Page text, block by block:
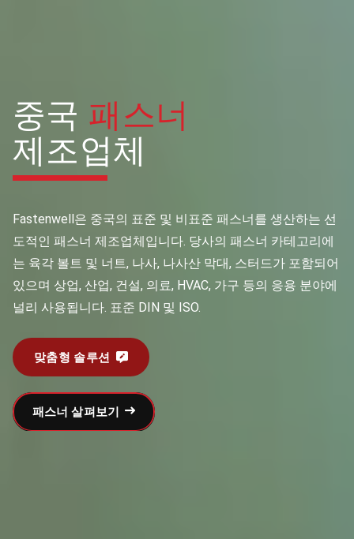
중국 패스너
제조업체
Fastenwell은 중국의 표준 및 비표준 패스너를 생산하는 선
도적인 패스너 제조업체입니다. 당사의 패스너 카테고리에
는 육각 볼트 및 너트, 나사, 나사산 막대, 스터드가 포함되어
있으며 상업, 산업, 건설, 의료, HVAC, 가구 등의 응용 분야에
널리 사용됩니다. 표준 DIN 및 ISO.
맞춤형 솔루션
패스너 살펴보기